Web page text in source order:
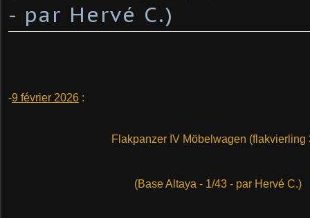
- par Hervé C.) ​
-9 février 2026 :
Flakpanzer IV Möbelwagen (flakvierling
(Base Altaya - 1/43 - par Hervé C.)